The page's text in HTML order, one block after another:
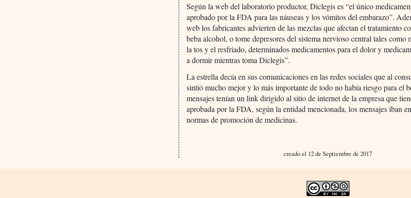
Según la web del laboratorio productor, Diclegis es “el único
aprobado por la FDA para las náuseas y los vómitos del embarazo”.
web los fabricantes advierten de las mezclas que afectan el tratamiento
beba alcohol, o tome depresores del sistema nervioso central tales como
la tos y el resfriado, determinados medicamentos para el dolor y
a dormir mientras toma Diclegis”.
La estrella decía en sus comunicaciones en las redes sociales que al
sintió mucho mejor y lo más importante de todo no había riesgo para el
mensajes tenían un link dirigido al sitio de internet de la empresa que
aprobada por la FDA, según la entidad mencionada, los mensajes iban
normas de promoción de medicinas.
creado el 12 de Septiembre de 2017